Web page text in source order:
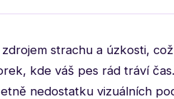
strachu a úzkosti,
kde váš pes rád tráví
nedostatku vizuálních